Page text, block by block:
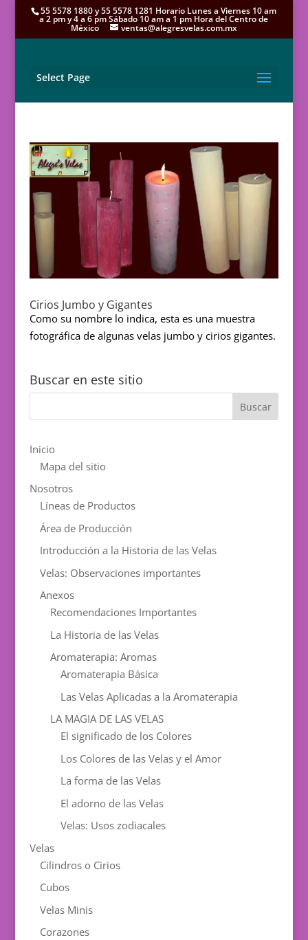
55 5578 1880 y 55 5578 1281 Horario Lunes a Viernes 10 am
a 2 pm y 4 a 6 pm Sábado 10 am a 1 pm Hora del Centro de
México ventas@alegresvelas.com.mx
Select Page
Cirios Jumbo y Gigantes
Como su nombre lo indica, esta es una muestra
fotográfica de algunas velas jumbo y cirios gigantes.
Buscar en este sitio
Inicio
Mapa del sitio
Nosotros
Líneas de Productos
Área de Producción
Introducción a la Historia de las Velas
Velas: Observaciones importantes
Anexos
Recomendaciones Importantes
La Historia de las Velas
Aromaterapia: Aromas
Aromaterapia Básica
Las Velas Aplicadas a la Aromaterapia
LA MAGIA DE LAS VELAS
El significado de los Colores
Los Colores de las Velas y el Amor
La forma de las Velas
El adorno de las Velas
Velas: Usos zodiacales
Velas
Cilindros o Cirios
Cubos
Velas Minis
Corazones